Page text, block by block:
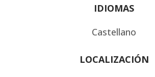
IDIOMAS
Castellano
LOCALIZACIÓN